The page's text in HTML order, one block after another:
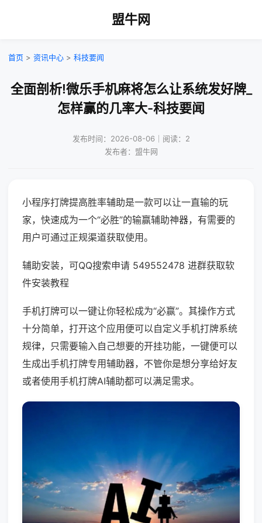
盟牛网
首页 > 资讯中心 > 科技要闻
全面剖析!微乐手机麻将怎么让系统发好牌_
怎样赢的几率大-科技要闻
发布时间：2026-08-06｜阅读：2
发布者：盟牛网
小程序打牌提高胜率辅助是一款可以让一直输的玩
家，快速成为一个“必胜”的输赢辅助神器，有需要的
用户可通过正规渠道获取使用。
辅助安装，可QQ搜索申请 549552478 进群获取软
件安装教程
手机打牌可以一键让你轻松成为“必赢”。其操作方式
十分简单，打开这个应用便可以自定义手机打牌系统
规律，只需要输入自己想要的开挂功能，一键便可以
生成出手机打牌专用辅助器，不管你是想分享给好友
或者使用手机打牌AI辅助都可以满足需求。